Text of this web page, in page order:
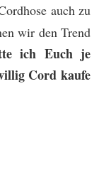
auch zu
wir den Trend
ich Euch je
Cord kaufe